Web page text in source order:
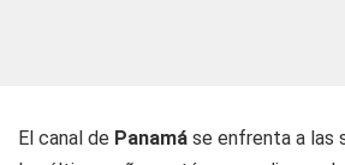
El canal de Panamá se enfrenta a las